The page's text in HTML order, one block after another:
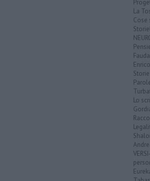
La
Cose
Lo